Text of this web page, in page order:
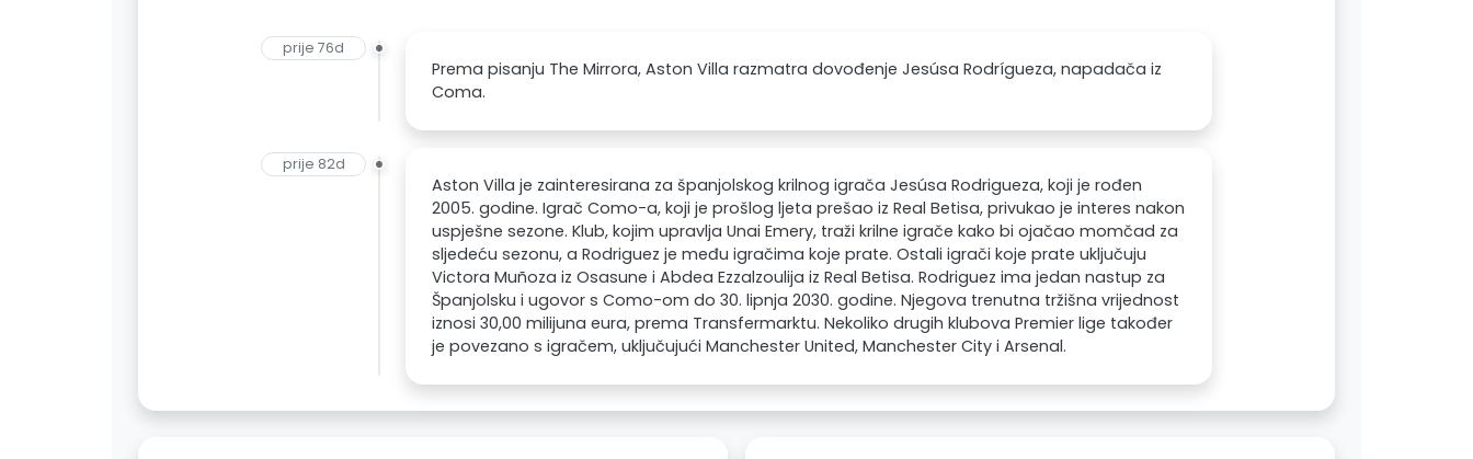
prije 76d
Prema pisanju The Mirrora, Aston Villa razmatra dovođenje Jesúsa Rodrígueza, napadača iz
Coma.
prije 82d
Aston Villa je zainteresirana za španjolskog krilnog igrača Jesúsa Rodrigueza, koji je rođen
2005. godine. Igrač Como-a, koji je prošlog ljeta prešao iz Real Betisa, privukao je interes nakon
uspješne sezone. Klub, kojim upravlja Unai Emery, traži krilne igrače kako bi ojačao momčad za
sljedeću sezonu, a Rodriguez je među igračima koje prate. Ostali igrači koje prate uključuju
Victora Muñoza iz Osasune i Abdea Ezzalzoulija iz Real Betisa. Rodriguez ima jedan nastup za
Španjolsku i ugovor s Como-om do 30. lipnja 2030. godine. Njegova trenutna tržišna vrijednost
iznosi 30,00 milijuna eura, prema Transfermarktu. Nekoliko drugih klubova Premier lige također
je povezano s igračem, uključujući Manchester United, Manchester City i Arsenal.